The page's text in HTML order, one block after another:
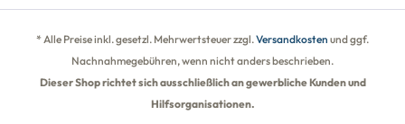
* Alle Preise inkl. gesetzl. Mehrwertsteuer zzgl.Versandkosten und ggf.
Nachnahmegebühren, wenn nicht anders beschrieben.
Dieser Shop richtet sich ausschließlich an gewerbliche Kunden und
Hilfsorganisationen.